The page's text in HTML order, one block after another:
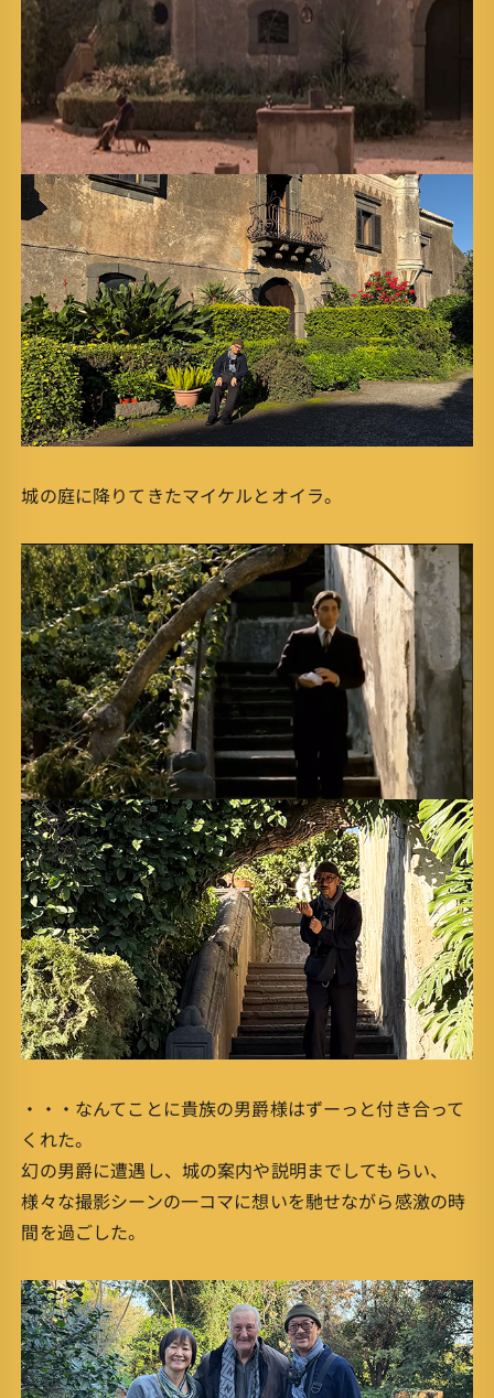
城の庭に降りてきたマイケルとオイラ。
・・・なんてことに貴族の男爵様はずーっと付き合って
くれた。
幻の男爵に遭遇し、城の案内や説明までしてもらい、
様々な撮影シーンの一コマに想いを馳せながら感激の時
間を過ごした。